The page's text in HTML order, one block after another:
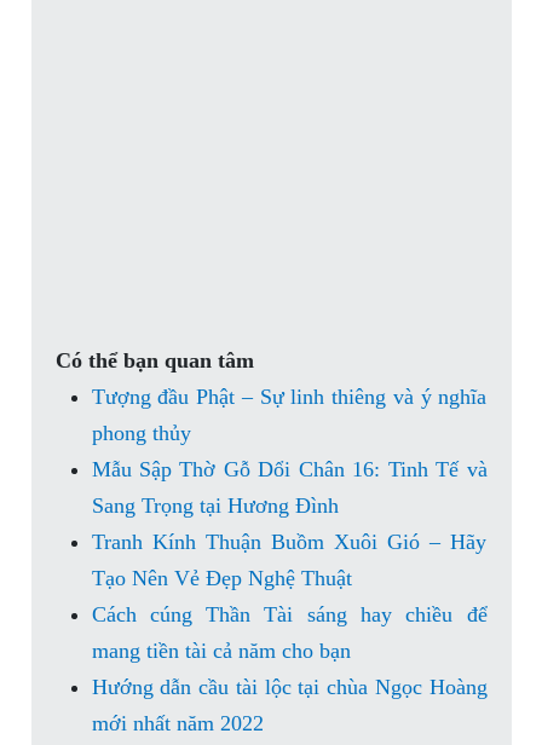
Có thể bạn quan tâm
Tượng đầu Phật – Sự linh thiêng và ý nghĩa
phong thủy
Mẫu Sập Thờ Gỗ Dổi Chân 16: Tinh Tế và
Sang Trọng tại Hương Đình
Tranh Kính Thuận Buồm Xuôi Gió – Hãy
Tạo Nên Vẻ Đẹp Nghệ Thuật
Cách cúng Thần Tài sáng hay chiều để
mang tiền tài cả năm cho bạn
Hướng dẫn cầu tài lộc tại chùa Ngọc Hoàng
mới nhất năm 2022